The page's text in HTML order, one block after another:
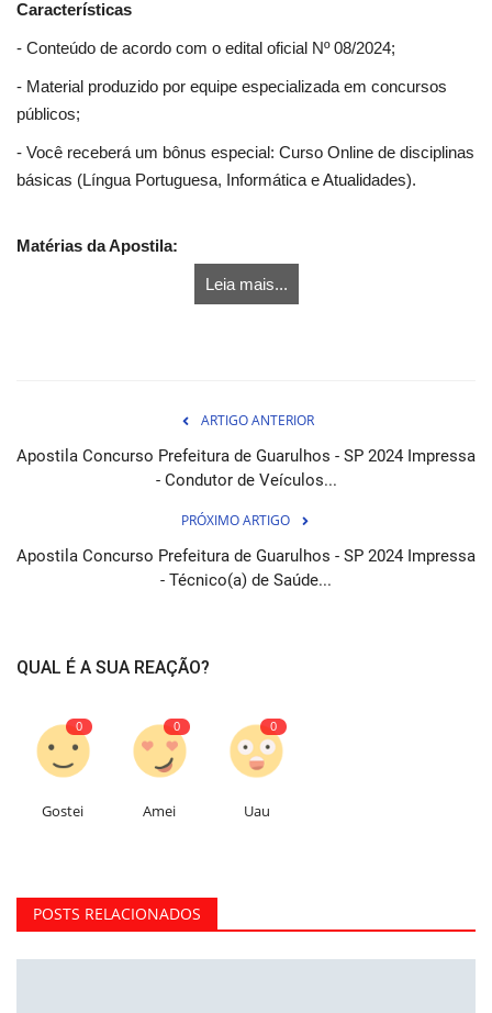
Características
- Conteúdo de acordo com o edital oficial Nº 08/2024;
- Material produzido por equipe especializada em concursos
públicos;
- Você receberá um bônus especial: Curso Online de disciplinas
básicas (Língua Portuguesa, Informática e Atualidades).
Matérias da Apostila:
Leia mais...
ARTIGO ANTERIOR
Apostila Concurso Prefeitura de Guarulhos - SP 2024 Impressa
- Condutor de Veículos...
PRÓXIMO ARTIGO
Apostila Concurso Prefeitura de Guarulhos - SP 2024 Impressa
- Técnico(a) de Saúde...
QUAL É A SUA REAÇÃO?
0
Gostei
0
Amei
0
Uau
POSTS RELACIONADOS